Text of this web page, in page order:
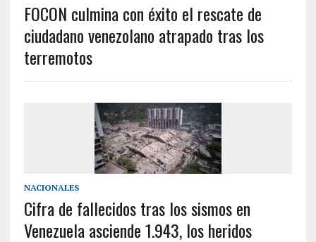
FOCON culmina con éxito el rescate de
ciudadano venezolano atrapado tras los
terremotos
NACIONALES
Cifra de fallecidos tras los sismos en
Venezuela asciende 1.943, los heridos